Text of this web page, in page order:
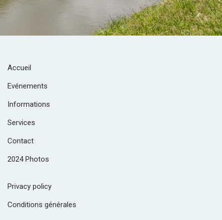
Accueil
Evénements
Informations
Services
Contact
2024 Photos
Privacy policy
Conditions générales